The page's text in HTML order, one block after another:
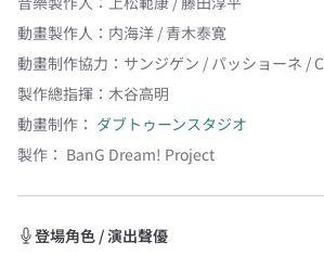
動畫製作人 ： 内海洋 / 青木泰寛
動畫制作協力 ： サンジゲン / パッショーネ /
製作總指揮 ： 木谷高明
動畫制作： ダブトゥーンスタジオ
製作： BanG Dream! Project
登場角色 / 演出聲優